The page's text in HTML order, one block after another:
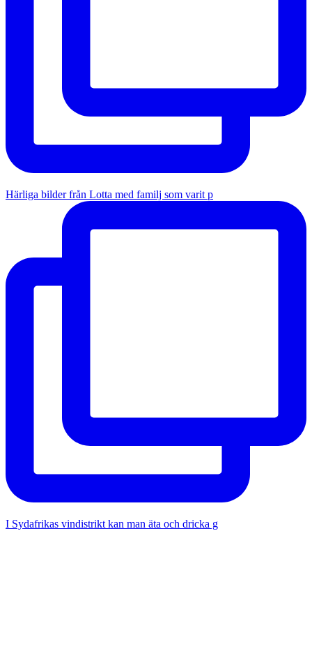
Härliga bilder från Lotta med familj som varit p
I Sydafrikas vindistrikt kan man äta och dricka g